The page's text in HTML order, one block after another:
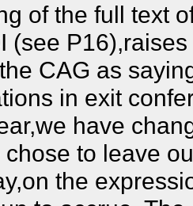
of the full text
(see
CAG as
in exit
have
chose to leave
the